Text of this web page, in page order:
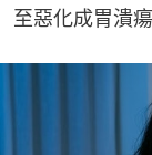
至惡化成胃潰瘍